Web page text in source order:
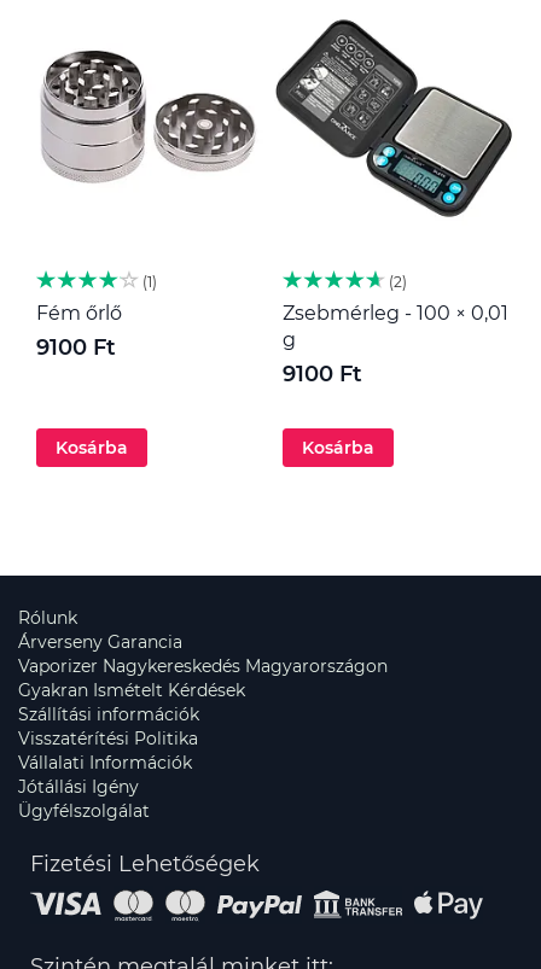
1
Fém őrlő
9100 Ft
Kosárba
2
Zsebmérleg - 100 × 0,01
g
9100 Ft
Kosárba
Rólunk
Árverseny Garancia
Vaporizer Nagykereskedés Magyarországon
Gyakran Ismételt Kérdések
Szállítási információk
Visszatérítési Politika
Vállalati Információk
Jótállási Igény
Ügyfélszolgálat
Fizetési Lehetőségek